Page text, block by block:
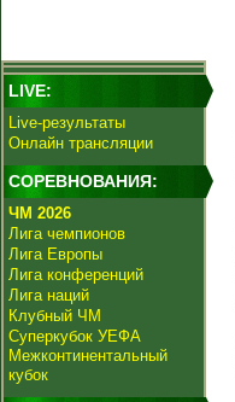
LIVE:
Live-результаты
Онлайн трансляции
СОРЕВНОВАНИЯ:
ЧМ 2026
Лига чемпионов
Лига Европы
Лига конференций
Лига наций
Клубный ЧМ
Суперкубок УЕФА
Межконтинентальный
кубок